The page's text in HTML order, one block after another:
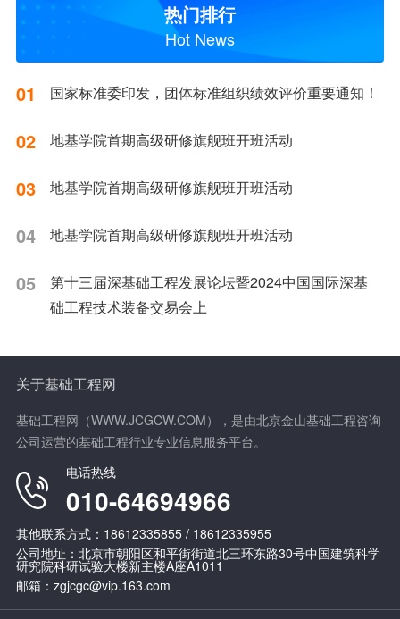
热门排行
Hot News
01 国家标准委印发，团体标准组织绩效评价重要通知！
02 地基学院首期高级研修旗舰班开班活动
03 地基学院首期高级研修旗舰班开班活动
04 地基学院首期高级研修旗舰班开班活动
05
第十三届深基础工程发展论坛暨2024中国国际深基
础工程技术装备交易会上
关于基础工程网
基础工程网（WWW.JCGCW.COM），是由北京金山基础工程咨询
公司运营的基础工程行业专业信息服务平台。
电话热线
010-64694966
其他联系方式：18612335855 / 18612335955
公司地址：北京市朝阳区和平街街道北三环东路30号中国建筑科学
研究院科研试验大楼新主楼A座A1011
邮箱：zgjcgc@vip.163.com